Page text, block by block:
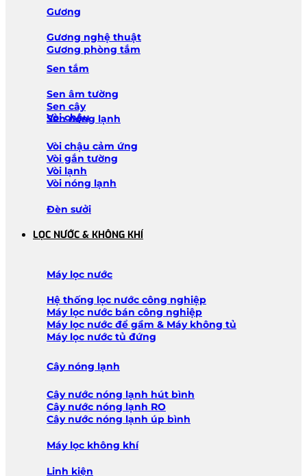
Gương
Gương nghệ thuật
Gương phòng tắm
Sen tắm
Sen âm tường
Sen cây
Sen nóng lạnh
Vòi chậu
Vòi chậu cảm ứng
Vòi gắn tường
Vòi lạnh
Vòi nóng lạnh
Đèn sưởi
LỌC NƯỚC & KHÔNG KHÍ
Máy lọc nước
Hệ thống lọc nước công nghiệp
Máy lọc nước bán công nghiệp
Máy lọc nước để gầm & Máy không tủ
Máy lọc nước tủ đứng
Cây nóng lạnh
Cây nước nóng lạnh hút bình
Cây nước nóng lạnh RO
Cây nước nóng lạnh úp bình
Máy lọc không khí
Linh kiện